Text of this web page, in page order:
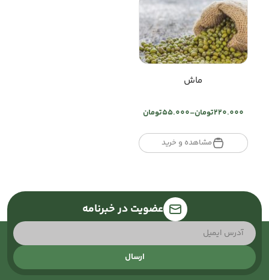
ماش
تومان220.000
– تومان55.000
Price
تومان55.000
through
مشاهده و خرید
عضویت در خبرنامه
ارسال